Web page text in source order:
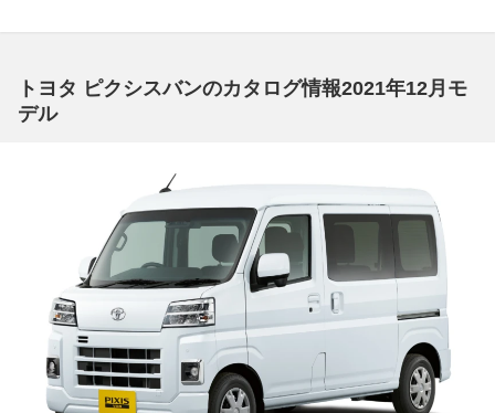
トヨタ ピクシスバンのカタログ情報2021年12月モ
デル